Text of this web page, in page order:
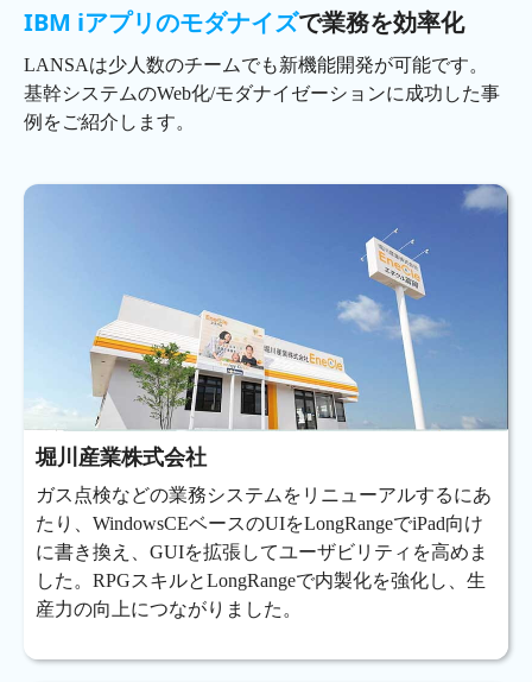
IBM iアプリのモダナイズで業務を効率化
LANSAは少人数のチームでも新機能開発が可能です。
基幹システムのWeb化/モダナイゼーションに成功した事
例をご紹介します。
堀川産業株式会社
ガス点検などの業務システムをリニューアルするにあ
たり、WindowsCEベースのUIをLongRangeでiPad向け
に書き換え、GUIを拡張してユーザビリティを高めま
した。RPGスキルとLongRangeで内製化を強化し、生
産力の向上につながりました。